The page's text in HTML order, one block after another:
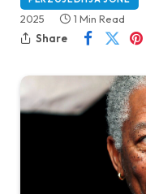
2025
1 Min Read
Share